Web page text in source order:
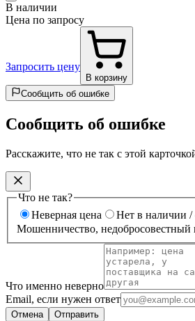
В наличии
Цена по запросу
Запросить цену
В корзину
Сообщить об ошибке
Сообщить об ошибке
Расскажите, что не так с этой
Что не так?
Неверная цена
Нет в наличии /
Мошенничество, недобросовестный
Что именно неверно
Email, если нужен ответ
Отмена Отправить